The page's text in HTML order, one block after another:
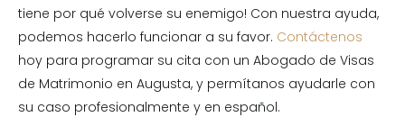
tiene por qué volverse su enemigo! Con nuestra ayuda,
podemos hacerlo funcionar a su favor. Contáctenos
hoy para programar su cita con un Abogado de Visas
de Matrimonio en Augusta, y permítanos ayudarle con
su caso profesionalmente y en español.